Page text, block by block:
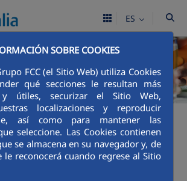
SOBRE COOKIES
FCC (el Sitio Web) utiliza Cookies
qué secciones le resultan más
y útiles, securizar el Sitio Web,
localizaciones y reproducir
así como para mantener las
seleccione. Las Cookies contienen
se almacena en su navegador y, de
le reconocerá cuando regrese al Sitio
ES
de Atención al
cliente